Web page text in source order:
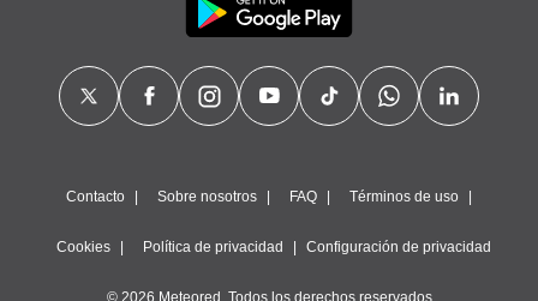
Contacto Sobre nosotros FAQ Términos de uso
Cookies Política de privacidad Configuración de privacidad
© 2026 Meteored. Todos los derechos reservados